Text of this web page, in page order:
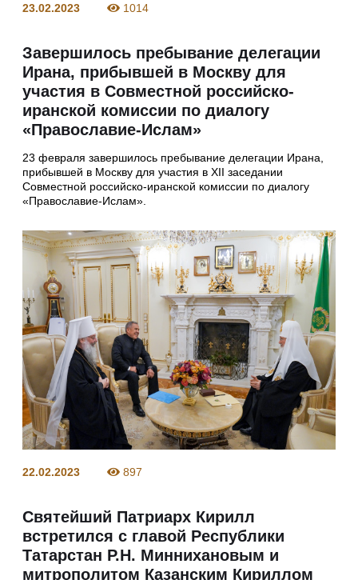
23.02.2023 1014
Завершилось пребывание делегации
Ирана, прибывшей в Москву для
участия в Совместной российско-
иранской комиссии по диалогу
«Православие-Ислам»
23 февраля завершилось пребывание делегации Ирана,
прибывшей в Москву для участия в XII заседании
Совместной российско-иранской комиссии по диалогу
«Православие-Ислам».
22.02.2023 897
Святейший Патриарх Кирилл
встретился с главой Республики
Татарстан Р.Н. Миннихановым и
митрополитом Казанским Кириллом